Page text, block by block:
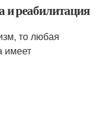
и реабилитация
то любая
имеет